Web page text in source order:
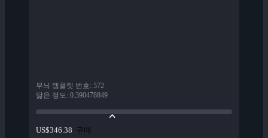
무늬 템플릿 번호: 572
닳은 정도: 0.390478849
US$346.38 구매